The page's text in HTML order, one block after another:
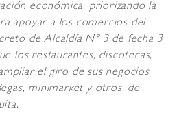
económica, priorizando la
apoyar a los comercios del
de Alcaldía N° 3 de fecha 3
los restaurantes, discotecas,
el giro de sus negocios
minimarket y otros, de